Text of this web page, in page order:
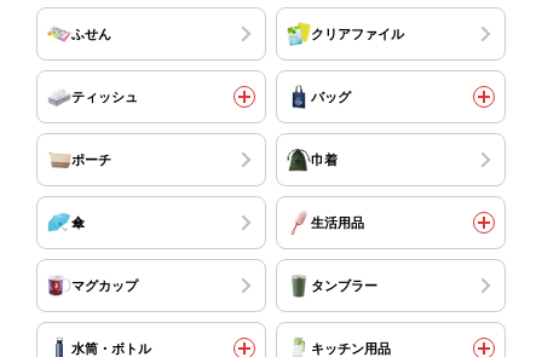
ふせん クリアファイル
ティッシュ バッグ
ポーチ 巾着
傘 生活用品
マグカップ タンブラー
水筒・ボトル キッチン用品